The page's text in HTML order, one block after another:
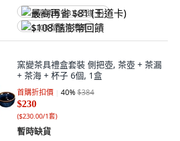
最高再省 $81 (王道卡)
$108 酷澎幣回饋
窯變茶具禮盒套裝 側把壺, 茶壺 + 茶漏
+ 茶海 + 杯子 6個, 1盒
首購折扣價 40%$384
$230
($230.00/1套)
暫時缺貨